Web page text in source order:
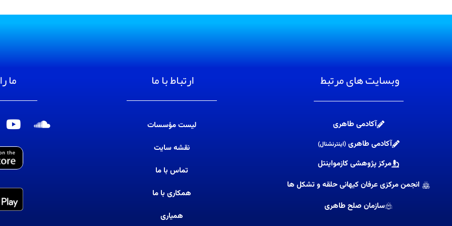
وبسایت های مرتبط
آکادمی طاهری
آکادمی طاهری(اینترنشنال)
مرکز پژوهشی کازمواینتل
انجمن مرکزی عرفان کیهانی حلقه و تشکل ها
سازمان صلح طاهری
ارتباط با ما
لیست مؤسسات
نقشه سایت
تماس با ما
همکاری با ما
همیاری
ما
S
Y
o
u
t
u
b
e